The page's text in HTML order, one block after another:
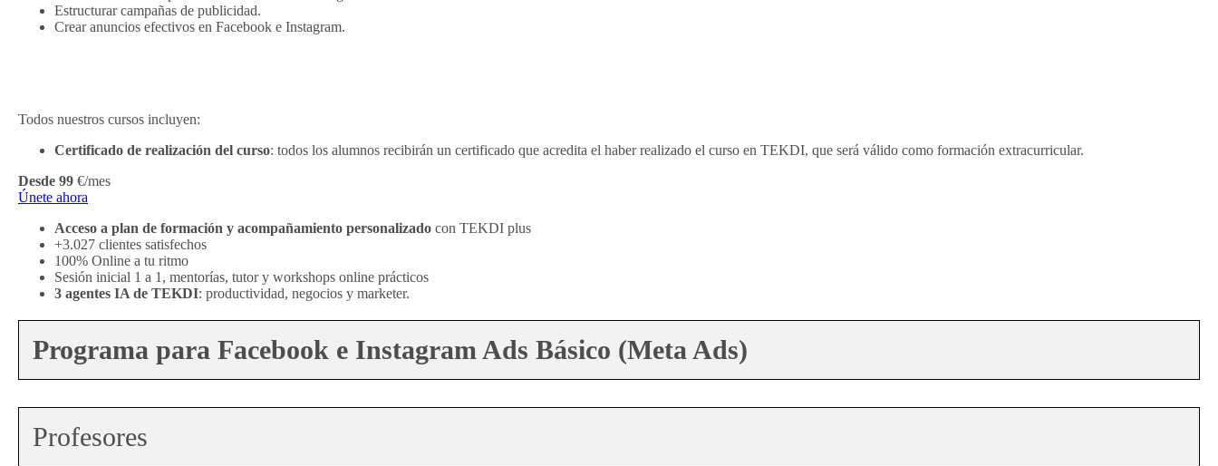
Estructurar campañas de publicidad.
Crear anuncios efectivos en Facebook e Instagram.
Todos nuestros cursos incluyen:
Certificado de realización del curso: todos los alumnos recibirán un certificado que acredita el haber realizado el curso en TEKDI, que será válido como formación extracurricular.
Desde 99 €/mes
Únete ahora
Acceso a plan de formación y acompañamiento personalizado con TEKDI plus
+3.027 clientes satisfechos
100% Online a tu ritmo
Sesión inicial 1 a 1, mentorías, tutor y workshops online prácticos
3 agentes IA de TEKDI: productividad, negocios y marketer.
Programa para Facebook e Instagram Ads Básico (Meta Ads)
Profesores